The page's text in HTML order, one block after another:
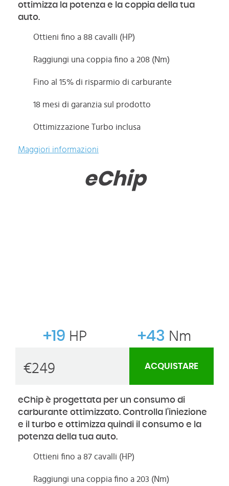
ottimizza la potenza e la coppia della tua
auto.
Ottieni fino a 88 cavalli (HP)
Raggiungi una coppia fino a 208 (Nm)
Fino al 15% di risparmio di carburante
18 mesi di garanzia sul prodotto
Ottimizzazione Turbo inclusa
Maggiori informazioni
eChip
+19 HP +43 Nm
€249 ACQUISTARE
eChip è progettata per un consumo di
carburante ottimizzato. Controlla l'iniezione
e il turbo e ottimizza quindi il consumo e la
potenza della tua auto.
Ottieni fino a 87 cavalli (HP)
Raggiungi una coppia fino a 203 (Nm)